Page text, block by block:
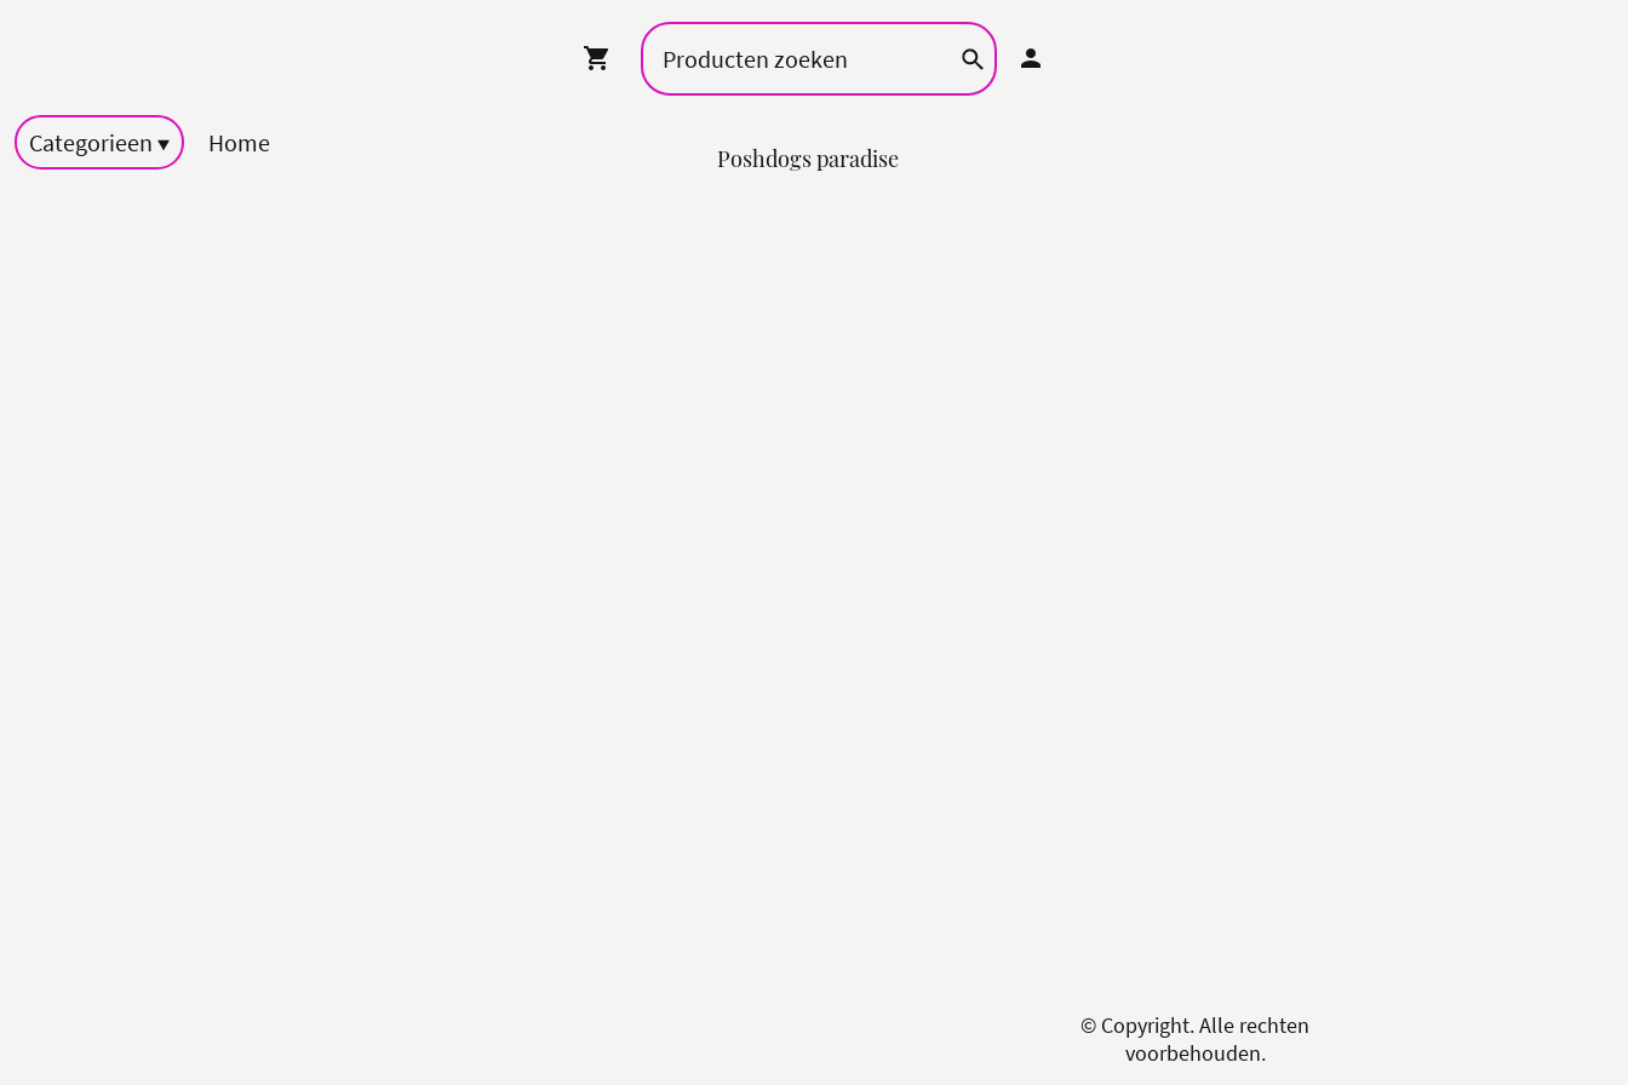
Categorieen Home
Poshdogs paradise
© Copyright. Alle rechten
voorbehouden.